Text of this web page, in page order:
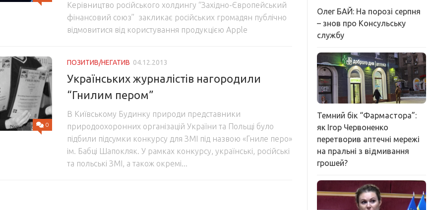
Керівництво російського холдингу “Західно-Європейський
фінансовий союз” закликає російських громадян публічно
відмовитися від користування продукцією Аpple
0
ПОЗИТИВ/НЕГАТИВ 04.12.2013
Українських журналістів нагородили
“Гнилим пером”
В Київському Будинку природи представники
природоохоронних організацій України та Польщі було
підбили підсумки конкурсу для ЗМІ під назвою «Гниле перо»
ім. Бабці Шапокляк. У рамках конкурсу, українські, російські
та польські ЗМІ, а також окремі...
Олег БАЙ: На порозі серпня
– знов про Консульську
службу
Темний бік “Фармастора”:
як Ігор Червоненко
перетворив аптечні мережі
на пральні з відмивання
грошей?